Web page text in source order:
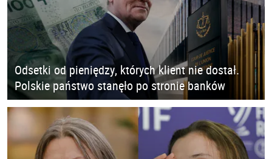
Odsetki od pieniędzy, których klient nie dostał.
Polskie państwo stanęło po stronie banków